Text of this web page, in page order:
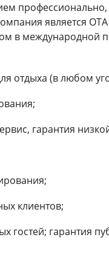
является
в международной
отдыха (в любом
гарантия
клиентов;
гостей; гарантия